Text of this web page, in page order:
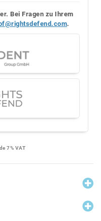
Bei Fragen zu Ihrem
.
7% VAT